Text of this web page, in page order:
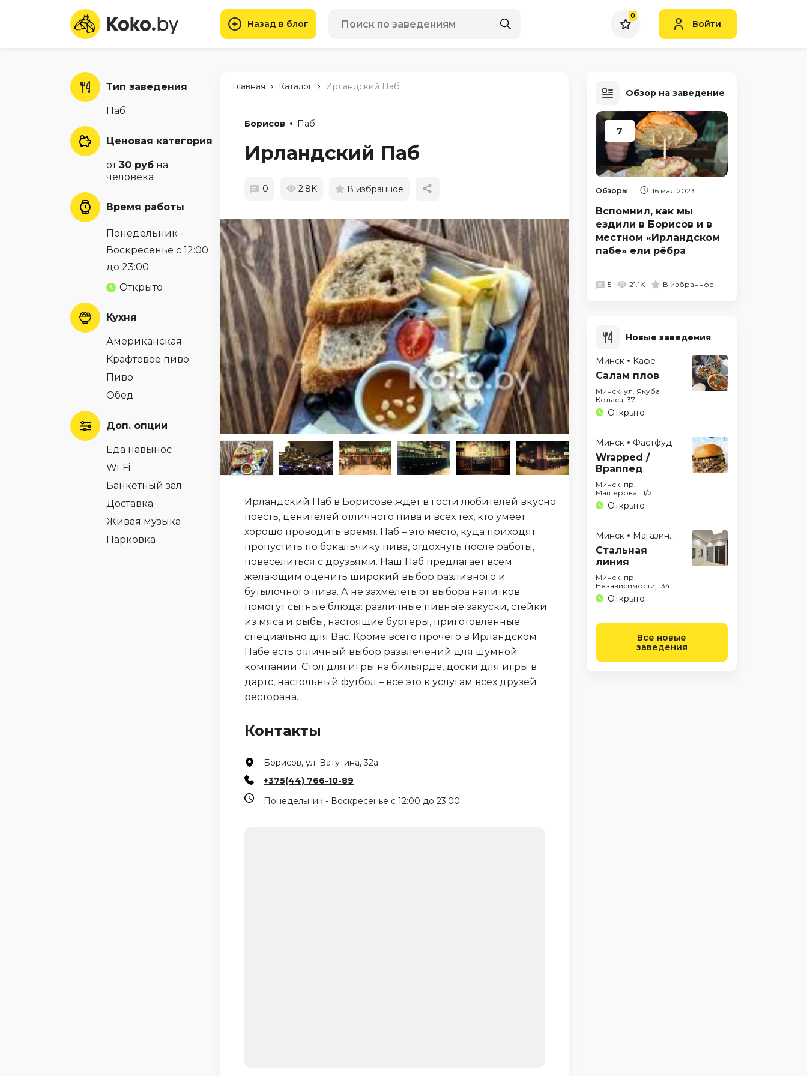
Назад в блог
0
Войти
Тип заведения
Паб
Ценовая категория
от30 руб на
человека
Время работы
Понедельник -
Воскресенье с 12:00
до 23:00
Открыто
Кухня
Американская
Крафтовое пиво
Пиво
Обед
Доп. опции
Еда навынос
Wi-Fi
Банкетный зал
Доставка
Живая музыка
Парковка
Главная - Каталог - Ирландский Паб
Борисов Паб
Ирландский Паб
0 2.8K В избранное
Ирландский Паб в Борисове ждёт в гости любителей вкусно
поесть, ценителей отличного пива и всех тех, кто умеет
хорошо проводить время. Паб – это место, куда приходят
пропустить по бокальчику пива, отдохнуть после работы,
повеселиться с друзьями. Наш Паб предлагает всем
желающим оценить широкий выбор разливного и
бутылочного пива. А не захмелеть от выбора напитков
помогут сытные блюда: различные пивные закуски, стейки
из мяса и рыбы, настоящие бургеры, приготовленные
специально для Вас. Кроме всего прочего в Ирландском
Пабе есть отличный выбор развлечений для шумной
компании. Стол для игры на бильярде, доски для игры в
дартс, настольный футбол – все это к услугам всех друзей
ресторана.
Контакты
Борисов, ул. Ватутина, 32а
+375(44) 766-10-89
Понедельник - Воскресенье с 12:00 до 23:00
Обзор на заведение
7
Обзоры 16 мая 2023
Вспомнил, как мы
ездили в Борисов и в
местном «Ирландском
пабе» ели рёбра
5 21.1K В избранное
Новые заведения
Минск Кафе
Салам плов
Минск, ул. Якуба
Коласа, 37
Открыто
Минск Фастфуд
Wrapped /
Враппед
Минск, пр.
Машерова, 11/2
Открыто
Минск Магазины
Стальная
линия
Минск, пр.
Независимости, 134
Открыто
Все новые
заведения